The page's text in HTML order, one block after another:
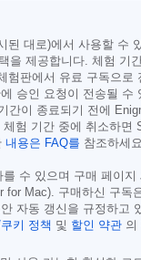
대로)에서 사용할 수
을 제공합니다. 체험 기
판에서 유료 구독으로
승인 요청이 전송될 수
이 종료되기 전에
험 기간 중에 취소하면
내용은 FAQ를 참조하세
수 있으며 구매 페이
for Mac). 구매하신 구독
자동 갱신을 규정하고
키 정책 및 할인 약관 의